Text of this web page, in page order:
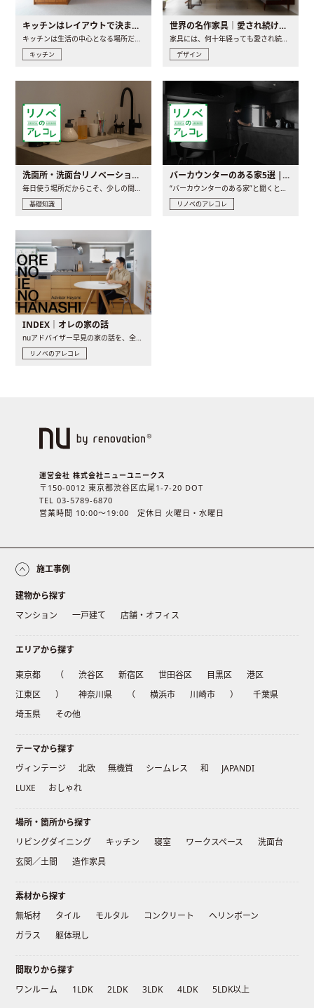
キッチンはレイアウトで決まる。後悔しないための考え方と選び方
キッチンは生活の中心となる場所だからこそ、家の中のどこに置..
キッチン
世界の名作家具｜愛され続ける理由と一生モノとの出会い方
家具には、何十年経っても愛され続ける「名作」と呼ばれるもの..
デザイン
洗面所・洗面台リノベーションの事例と間取りアイデア
毎日使う場所だからこそ、少しの間取りの工夫や素材の選び方で..
基礎知識
バーカウンターのある家5選 | 日常に馴染む“距離の近い”キッチンとは
“バーカウンターのある家”と聞くと、少し特別な、大人のための..
リノベのアレコレ
INDEX｜オレの家の話
リノベのアレコレ
運営会社 株式会社ニューユニークス
〒150-0012 東京都渋谷区広尾1-7-20 DOT
TEL 03-5789-6870
営業時間 10:00〜19:00 定休日 火曜日・水曜日
施工事例
建物から探す
マンション
一戸建て 店舗・オフィス
エリアから探す
東京都 （ 渋谷区 新宿区 世田谷区 目黒区
港区
江東区
） 神奈川県 （ 横浜市 川崎市 ）
千葉県
埼玉県
その他
テーマから探す
ヴィンテージ
北欧 無機質 シームレス 和
JAPANDI
LUXE
おしゃれ
場所・箇所から探す
リビングダイニング
キッチン 寝室 ワークスペース
洗面台
玄関／土間
造作家具
素材から探す
無垢材
タイル モルタル コンクリート
ヘリンボーン
ガラス
躯体現し
間取りから探す
ワンルーム
1LDK 2LDK 3LDK 4LDK 5LDK以上